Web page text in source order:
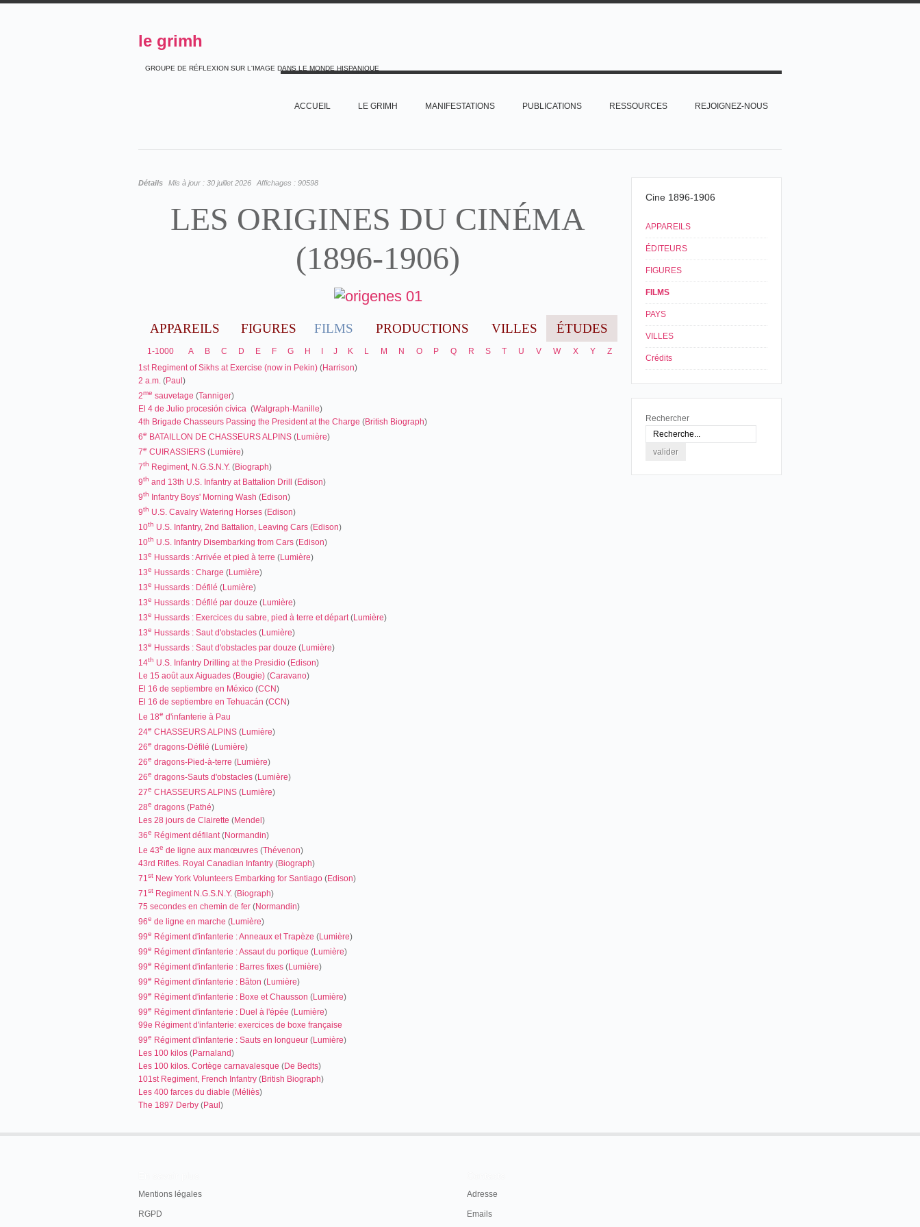
le grimh
GROUPE DE RÉFLEXION SUR L'IMAGE DANS LE MONDE HISPANIQUE
ACCUEIL LE GRIMH MANIFESTATIONS PUBLICATIONS RESSOURCES REJOIGNEZ-NOUS
Détails Mis à jour : 30 juillet 2026 Affichages : 90598
LES ORIGINES DU CINÉMA
(1896-1906)
APPAREILS FIGURES FILMS PRODUCTIONS VILLES ÉTUDES
1-1000 A B C D E F G H J K L M N O P Q R S T U V W X Y
Z
1st Regiment of Sikhs at Exercise (now in Pekin) (Harrison)
2 a.m. (Paul )
2me sauvetage (Tanniger)
El 4 de Julio procesión cívica (Walgraph-Manille)
4th Brigade Chasseurs Passing the President at the Charge (British Biograph)
6e BATAILLON DE CHASSEURS ALPINS (Lumière)
7e CUIRASSIERS (Lumière)
7th Regiment, N.G.S.N.Y. (Biograph)
9th and 13th U.S. Infantry at Battalion Drill (Edison)
9th Infantry Boys' Morning Wash (Edison)
9th U.S. Cavalry Watering Horses (Edison)
10th U.S. Infantry, 2nd Battalion, Leaving Cars (Edison)
10th U.S. Infantry Disembarking from Cars (Edison)
13e Hussards : Arrivée et pied à terre (Lumière)
13e Hussards : Charge (Lumière)
13e Hussards : Défilé (Lumière)
13e Hussards : Défilé par douze (Lumière)
13e Hussards : Exercices du sabre, pied à terre et départ(Lumière)
13e Hussards : Saut d'obstacles (Lumière)
13e Hussards : Saut d'obstacles par douze (Lumière)
14th U.S. Infantry Drilling at the Presidio (Edison)
Le 15 août aux Aiguades (Bougie) (Caravano)
El 16 de septiembre en México (CCN)
El 16 de septiembre en Tehuacán (CCN)
Le 18e d'infanterie à Pau
24e CHASSEURS ALPINS (Lumière)
26e dragons-Défilé (Lumière)
26e dragons-Pied-à-terre (Lumière)
26e dragons-Sauts d'obstacles (Lumière)
27e CHASSEURS ALPINS (Lumière)
28e dragons (Pathé)
Les 28 jours de Clairette (Mendel )
36e Régiment défilant(Normandin)
Le 43e de ligne aux manœuvres (Thévenon)
43rd Rifles. Royal Canadian Infantry (Biograph)
71st New York Volunteers Embarking for Santiago (Edison)
71st Regiment N.G.S.N.Y. (Biograph)
75 secondes en chemin de fer (Normandin)
96e de ligne en marche (Lumière)
99e Régiment d'infanterie : Anneaux et Trapèze (Lumière)
99e Régiment d'infanterie : Assaut du portique (Lumière)
99e Régiment d'infanterie : Barres fixes (Lumière)
99e Régiment d'infanterie : Bâton (Lumière)
99e Régiment d'infanterie : Boxe et Chausson (Lumière)
99e Régiment d'infanterie : Duel à l'épée (Lumière)
99e Régiment d'infanterie: exercices de boxe française
99e Régiment d'infanterie : Sauts en longueur (Lumière)
Les 100 kilos (Parnaland)
Les 100 kilos. Cortège carnavalesque (De Bedts)
101st Regiment, French Infantry (British Biograph)
Les 400 farces du diable (Méliès)
The 1897 Derby (Paul )
Cine 1896-1906
APPAREILS
ÉDITEURS
FIGURES
FILMS
PAYS
VILLES
Crédits
Rechercher
Mentions légales
RGPD
Adresse
Emails